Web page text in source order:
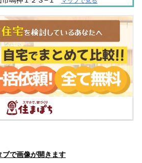
市塩屋６丁目２−７０ マップで見る
田村病院
島橋東ノ丁１−１１ マップで見る
市湊２丁目７−８ 有井医院 マップで見
山病院
堀止西２丁目２−１４ 神谷医院
で画像が開きます